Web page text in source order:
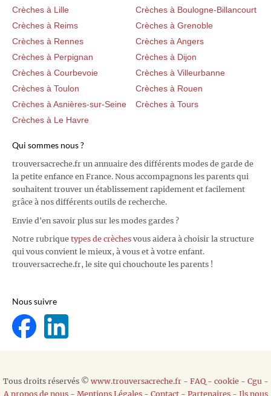
Crèches à Lille
Crèches à Boulogne-Billancourt
Crèches à Reims
Crèches à Grenoble
Crèches à Rennes
Crèches à Angers
Crèches à Perpignan
Crèches à Dijon
Crèches à Courbevoie
Crèches à Villeurbanne
Crèches à Toulon
Crèches à Rouen
Crèches à Asnières-sur-Seine
Crèches à Tours
Crèches à Le Havre
Qui sommes nous ?
trouversacreche.fr un annuaire des différents modes de garde de
la petite enfance en France. Nous accompagnons les parents qui
souhaitent trouver un établissement rapidement et facilement
grâce à nos différents outils de recherche.
Envie d'en savoir plus sur les modes gardes ?
Notre rubrique types de crèches vous aidera à choisir la structure
qui vous convient le mieux, à vous et à votre enfant.
trouversacreche.fr, le site qui chouchoute les parents !
Nous suivre
Tous droits réservés © www.trouversacreche.fr- FAQ- cookie- Cgu -
A propos de nous- Mentions Légales- Contact- Partenaires- Ils nous